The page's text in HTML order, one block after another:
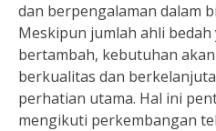
dan berpengalaman dalam
Meskipun jumlah ahli
bertambah, kebutuhan
berkualitas dan
perhatian utama. Hal ini
mengikuti perkembangan